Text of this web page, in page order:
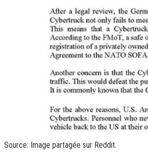
Source: Image partagée sur Reddit.